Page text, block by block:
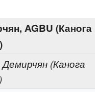
AGBU (Канога
(Канога